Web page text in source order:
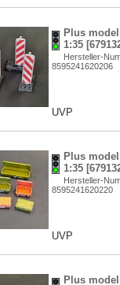
Plus
1:35
Hersteller-
8595241620206
UVP
Plus
1:35
Hersteller-
8595241620220
UVP
Plus